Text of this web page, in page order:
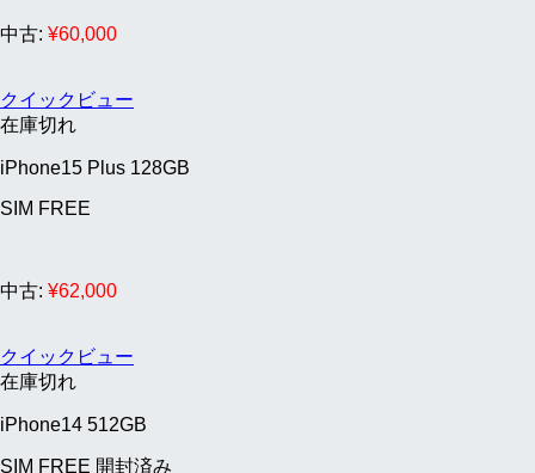
中古: ¥60,000
クイックビュー
在庫切れ
iPhone15 Plus 128GB
SIM FREE
中古: ¥62,000
クイックビュー
在庫切れ
iPhone14 512GB
SIM FREE 開封済み